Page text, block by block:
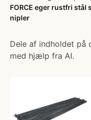
FORCE eger rustfri stål
nipler
Dele af indholdet på
med hjælp fra AI.